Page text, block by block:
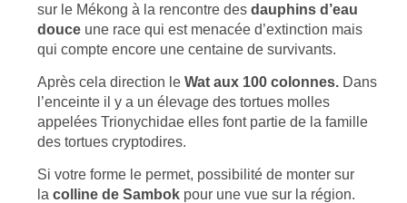
sur le Mékong à la rencontre desdauphins d’eau
douce une race qui est menacée d’extinction mais
qui compte encore une centaine de survivants.
Après cela direction leWat aux 100 colonnes. Dans
l’enceinte il y a un élevage des tortues molles
appelées Trionychidae elles font partie de la famille
des tortues cryptodires.
Si votre forme le permet, possibilité de monter sur
lacolline de Sambok pour une vue sur la région.